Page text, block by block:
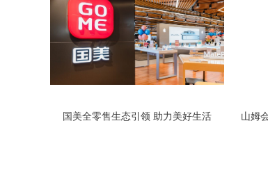
国美全零售生态引领 助力美好生活